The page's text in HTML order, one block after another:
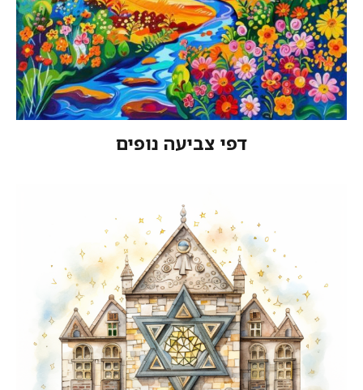
דפי צביעה נופים